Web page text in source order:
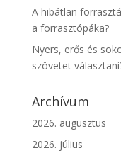
A hibátlan
a forrasztópáka?
Nyers, erős és
szövetet
Archívum
2026. augusztus
2026. július